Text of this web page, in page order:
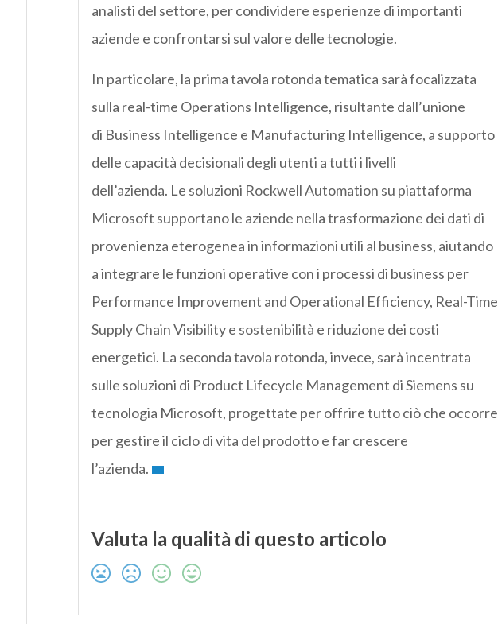
analisti del settore, per condividere esperienze di importanti
aziende e confrontarsi sul valore delle tecnologie.
In particolare, la prima tavola rotonda tematica sarà focalizzata
sulla real-time Operations Intelligence, risultante dall’unione
di Business Intelligence e Manufacturing Intelligence, a supporto
delle capacità decisionali degli utenti a tutti i livelli
dell’azienda. Le soluzioni Rockwell Automation su piattaforma
Microsoft supportano le aziende nella trasformazione dei dati di
provenienza eterogenea in informazioni utili al business, aiutando
a integrare le funzioni operative con i processi di business per
Performance Improvement and Operational Efficiency, Real-Time
Supply Chain Visibility e sostenibilità e riduzione dei costi
energetici. La seconda tavola rotonda, invece, sarà incentrata
sulle soluzioni di Product Lifecycle Management di Siemens su
tecnologia Microsoft, progettate per offrire tutto ciò che occorre
per gestire il ciclo di vita del prodotto e far crescere
l’azienda.
Valuta la qualità di questo articolo